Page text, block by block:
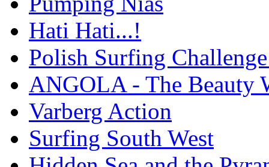
Hati Hati...!
Polish Surfing
ANGOLA - The Beauty
Varberg Action
Surfing South West